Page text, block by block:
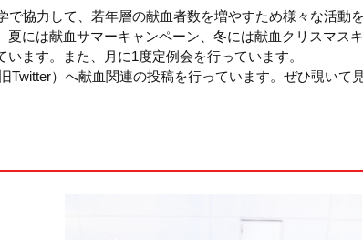
で協力して、若年層の献血者数を増やすため様々な活動
には献血サマーキャンペーン、冬には献血クリスマスキ
ます。また、月に1度定例会を行っています。
Twitter）へ献血関連の投稿を行っています。ぜひ覗いて